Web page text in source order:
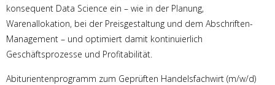
konsequent Data Science ein – wie in der Planung,
Warenallokation, bei der Preisgestaltung und dem Abschriften-
Management – und optimiert damit kontinuierlich
Geschäftsprozesse und Profitabilität.
Abiturientenprogramm zum Geprüften Handelsfachwirt (m/w/d)